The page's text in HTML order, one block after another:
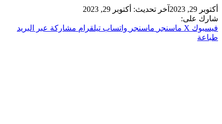
أكتوبر 29, 2023
آخر تحديث: أكتوبر 29, 2023
شارك على:
فيسبوك ‫X ماسنجر ماسنجر واتساب تيلقرام مشاركة عبر البريد
طباعة